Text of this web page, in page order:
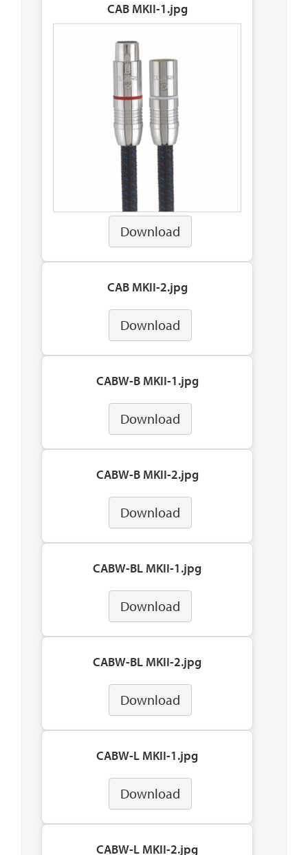
CAB MKII-1.jpg
Download
CAB MKII-2.jpg
Download
CABW-B MKII-1.jpg
Download
CABW-B MKII-2.jpg
Download
CABW-BL MKII-1.jpg
Download
CABW-BL MKII-2.jpg
Download
CABW-L MKII-1.jpg
Download
CABW-L MKII-2.jpg